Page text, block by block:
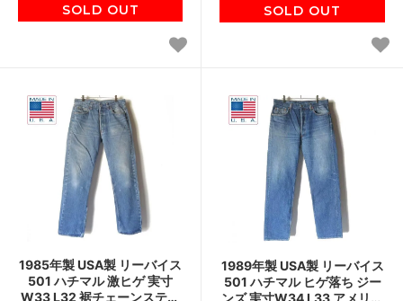
テージ D153
SOLD OUT
ンテージ D151
SOLD OUT
1985年製 USA製 リーバイス
501 ハチマル 激ヒゲ 実寸
W33 L32 裾チェーンステッ
1989年製 USA製 リーバイス
501 ハチマル ヒゲ落ち ジー
ンズ 実寸W34 L33 アメリカ